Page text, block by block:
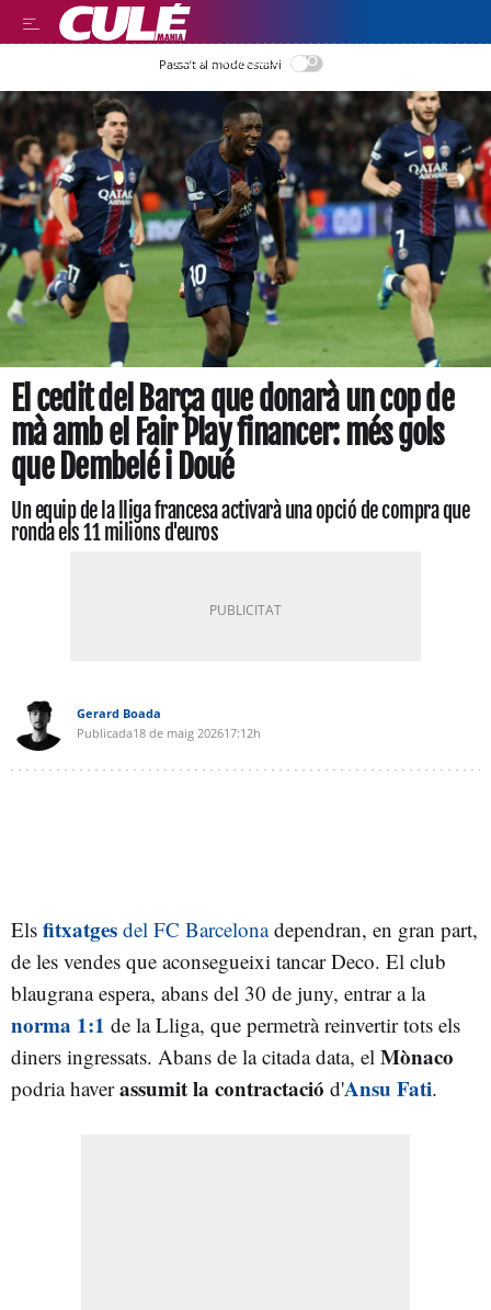
LEER EN CASTELLANO
Passa’t al mode estalvi
El cedit del Barça que donarà un cop de
mà amb el Fair Play financer: més gols
que Dembelé i Doué
Un equip de la lliga francesa activarà una opció de compra que
ronda els 11 milions d'euros
Gerard Boada
Publicada18 de maig 202617:12h
Els fitxatges del FC Barcelonadependran, en gran part,
de les vendes que aconsegueixi tancar Deco. El club
blaugrana espera, abans del 30 de juny, entrar a la
norma 1:1 de la Lliga, que permetrà reinvertir tots els
diners ingressats. Abans de la citada data, el Mònaco
podria haverassumit la contractació d'Ansu Fati.